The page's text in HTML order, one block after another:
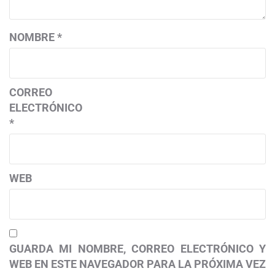
NOMBRE*
CORREO
ELECTRÓNICO
*
WEB
GUARDA MI NOMBRE, CORREO ELECTRÓNICO Y
WEB EN ESTE NAVEGADOR PARA LA PRÓXIMA VEZ